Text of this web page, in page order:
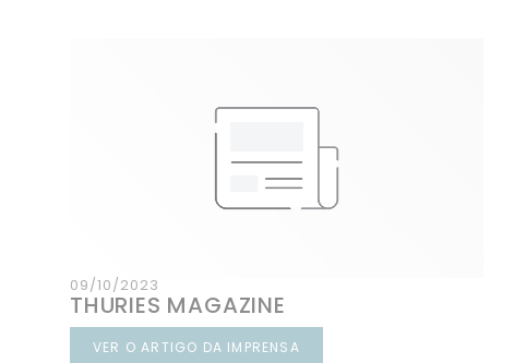
09/10/2023
THURIES MAGAZINE
VER O ARTIGO DA IMPRENSA((ABRE NUMA NOVA JANELA))